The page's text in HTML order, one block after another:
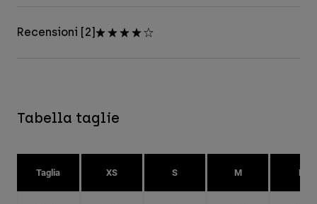
Recensioni [2]
Tabella taglie
Taglia XS S M L